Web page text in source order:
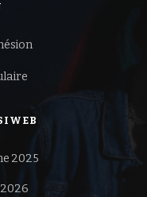
2025